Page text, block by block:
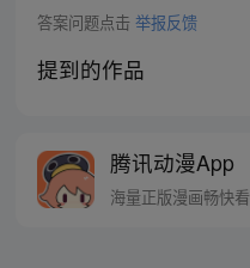
答案问题点击 举报反馈
提到的作品
腾讯动漫App
海量正版漫画畅快看